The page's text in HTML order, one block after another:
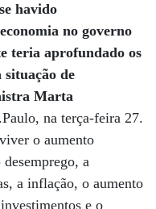
havido
no governo
teria aprofundado os
situação de
Marta
na terça-feira 27.
o aumento
a
a inflação, o aumento
e o